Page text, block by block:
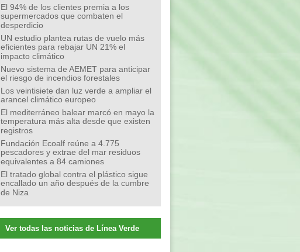
El 94% de los clientes premia a los
supermercados que combaten el
desperdicio
UN estudio plantea rutas de vuelo más
eficientes para rebajar UN 21% el
impacto climático
Nuevo sistema de AEMET para anticipar
el riesgo de incendios forestales
Los veintisiete dan luz verde a ampliar el
arancel climático europeo
El mediterráneo balear marcó en mayo la
temperatura más alta desde que existen
registros
Fundación Ecoalf reúne a 4.775
pescadores y extrae del mar residuos
equivalentes a 84 camiones
El tratado global contra el plástico sigue
encallado un año después de la cumbre
de Niza
Ver todas las noticias de Línea Verde